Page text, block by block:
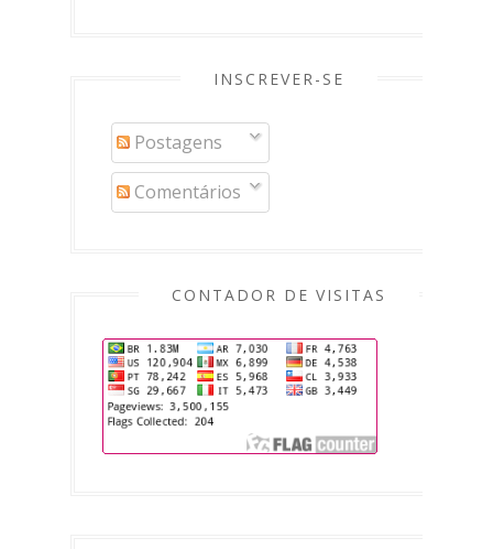
INSCREVER-SE
Postagens
Comentários
CONTADOR DE VISITAS